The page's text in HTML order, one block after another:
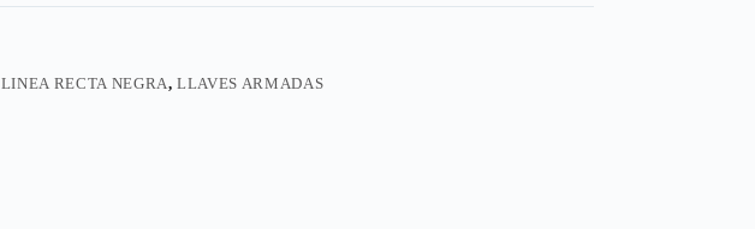
LINEA RECTA NEGRA,LLAVES ARMADAS